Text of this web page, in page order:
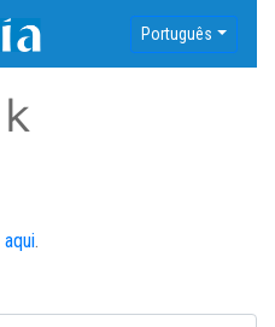
Português
aqui.